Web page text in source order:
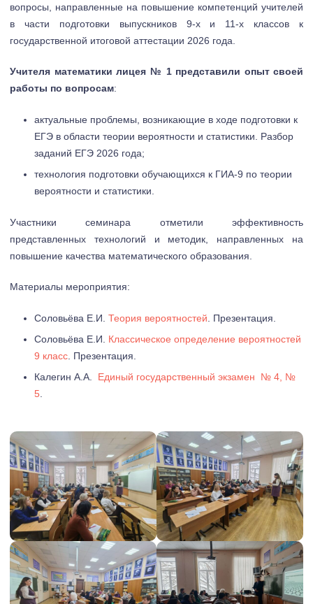
вопросы, направленные на повышение компетенций учителей
в части подготовки выпускников 9-х и 11-х классов к
государственной итоговой аттестации 2026 года.
Учителя математики лицея № 1 представили опыт своей
работы по вопросам:
актуальные проблемы, возникающие в ходе подготовки к
ЕГЭ в области теории вероятности и статистики. Разбор
заданий ЕГЭ 2026 года;
технология подготовки обучающихся к ГИА-9 по теории
вероятности и статистики.
Участники семинара отметили эффективность
представленных технологий и методик, направленных на
повышение качества математического образования.
Материалы мероприятия:
Соловьёва Е.И. Теория вероятностей . Презентация.
Соловьёва Е.И. Классическое определение вероятностей
9 класс . Презентация.
Калегин А.А.
Единый государственный экзамен № 4, №
5